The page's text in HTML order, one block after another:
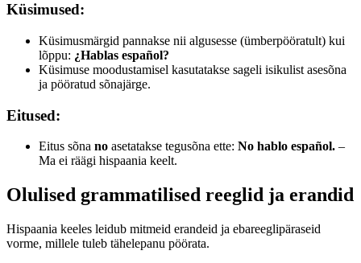
Küsimused:
Küsimusmärgid pannakse nii algusesse (ümberpööratult) kui
lõppu: ¿Hablas español?
Küsimuse moodustamisel kasutatakse sageli isikulist asesõna
ja pööratud sõnajärge.
Eitused:
Eitus sõna no asetatakse tegusõna ette: No hablo español. –
Ma ei räägi hispaania keelt.
Olulised grammatilised reeglid ja erandid
Hispaania keeles leidub mitmeid erandeid ja ebareeglipäraseid
vorme, millele tuleb tähelepanu pöörata.